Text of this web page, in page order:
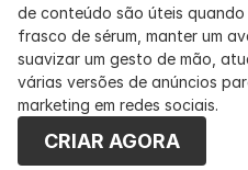
de conteúdo são úteis
frasco de sérum, manter um
suavizar um gesto de mão,
várias versões de anúncios
marketing em redes sociais.
CRIAR AGORA